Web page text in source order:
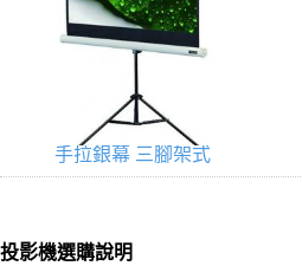
手拉銀幕 三腳架式
投影機選購說明